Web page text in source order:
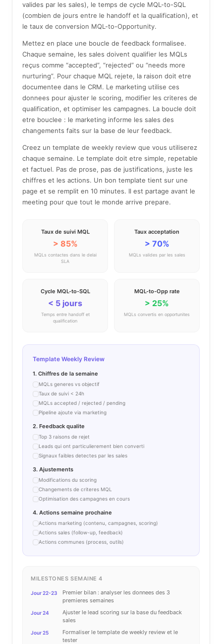
valides par les sales), le temps de cycle MQL-to-SQL
(combien de jours entre le handoff et la qualification), et
le taux de conversion MQL-to-Opportunity.
Mettez en place une boucle de feedback formalisee.
Chaque semaine, les sales doivent qualifier les MQLs
reçus comme “accepted”, “rejected” ou “needs more
nurturing”. Pour chaque MQL rejete, la raison doit etre
documentee dans le CRM. Le marketing utilise ces
donnees pour ajuster le scoring, modifier les criteres de
qualification, et optimiser les campagnes. La boucle doit
etre bouclee : le marketing informe les sales des
changements faits sur la base de leur feedback.
Creez un template de weekly review que vous utiliserez
chaque semaine. Le template doit etre simple, repetable
et factuel. Pas de prose, pas de justifications, juste les
chiffres et les actions. Un bon template tient sur une
page et se remplit en 10 minutes. Il est partage avant le
meeting pour que tout le monde arrive prepare.
Taux de suivi MQL
> 85%
MQLs contactes dans le delai
SLA
Taux acceptation
> 70%
MQLs valides par les sales
Cycle MQL-to-SQL
< 5 jours
Temps entre handoff et
qualification
MQL-to-Opp rate
> 25%
MQLs convertis en opportunites
Template Weekly Review
1. Chiffres de la semaine
MQLs generes vs objectif
Taux de suivi < 24h
MQLs accepted / rejected / pending
Pipeline ajoute via marketing
2. Feedback qualite
Top 3 raisons de rejet
Leads qui ont particulierement bien converti
Signaux faibles detectes par les sales
3. Ajustements
Modifications du scoring
Changements de criteres MQL
Optimisation des campagnes en cours
4. Actions semaine prochaine
Actions marketing (contenu, campagnes, scoring)
Actions sales (follow-up, feedback)
Actions communes (process, outils)
MILESTONES SEMAINE 4
Jour 22-23
Premier bilan : analyser les donnees des 3
premieres semaines
Jour 24
Ajuster le lead scoring sur la base du feedback
sales
Jour 25
Formaliser le template de weekly review et le
tester